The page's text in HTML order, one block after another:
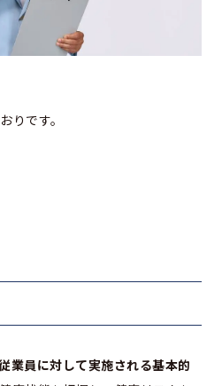
りです。
業員に対して実施される基本的